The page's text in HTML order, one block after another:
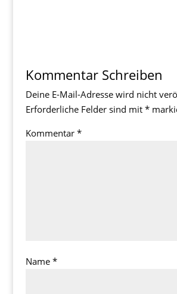
Kommentar Schreiben
Deine E-Mail-Adresse wird nicht
Erforderliche Felder sind mit *
Kommentar *
Name *